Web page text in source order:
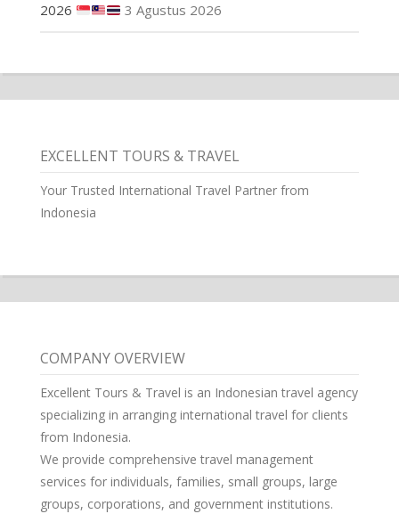
2026
3 Agustus 2026
EXCELLENT TOURS & TRAVEL
Your Trusted International Travel Partner from
Indonesia
COMPANY OVERVIEW
Excellent Tours & Travel is an Indonesian travel agency
specializing in arranging international travel for clients
from Indonesia.
We provide comprehensive travel management
services for individuals, families, small groups, large
groups, corporations, and government institutions.